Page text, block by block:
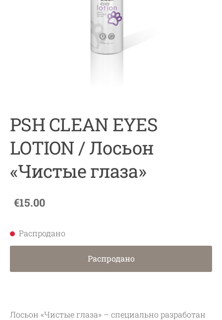
PSH CLEAN EYES
LOTION / Лосьон
«Чистые глаза»
€15.00
Распродано
Распродано
Лосьон «Чистые глаза» – специально разработан